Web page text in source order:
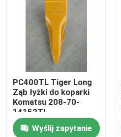
O nas
Wycieczka po fabryce
Kontrola jakości
Skontaktuj się z nami
Aktualności
PC400TL Tiger Long
Ząb łyżki do koparki
Komatsu 208-70-
14152TL
Wyślij zapytanie